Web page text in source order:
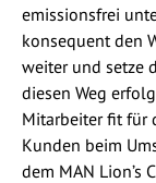
emissionsfrei
konsequent den
weiter und setze
diesen Weg
Mitarbeiter fit für
Kunden beim
dem MAN Lion’s